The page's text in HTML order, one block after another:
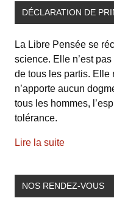
DÉCLARATION DE
La Libre Pensée se
science. Elle n’est
de tous les partis. Elle
n’apporte aucun
tous les hommes,
tolérance.
Lire la suite
NOS RENDEZ-VOUS